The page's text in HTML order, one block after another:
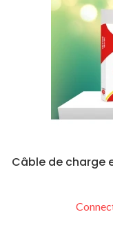
Câble de charge